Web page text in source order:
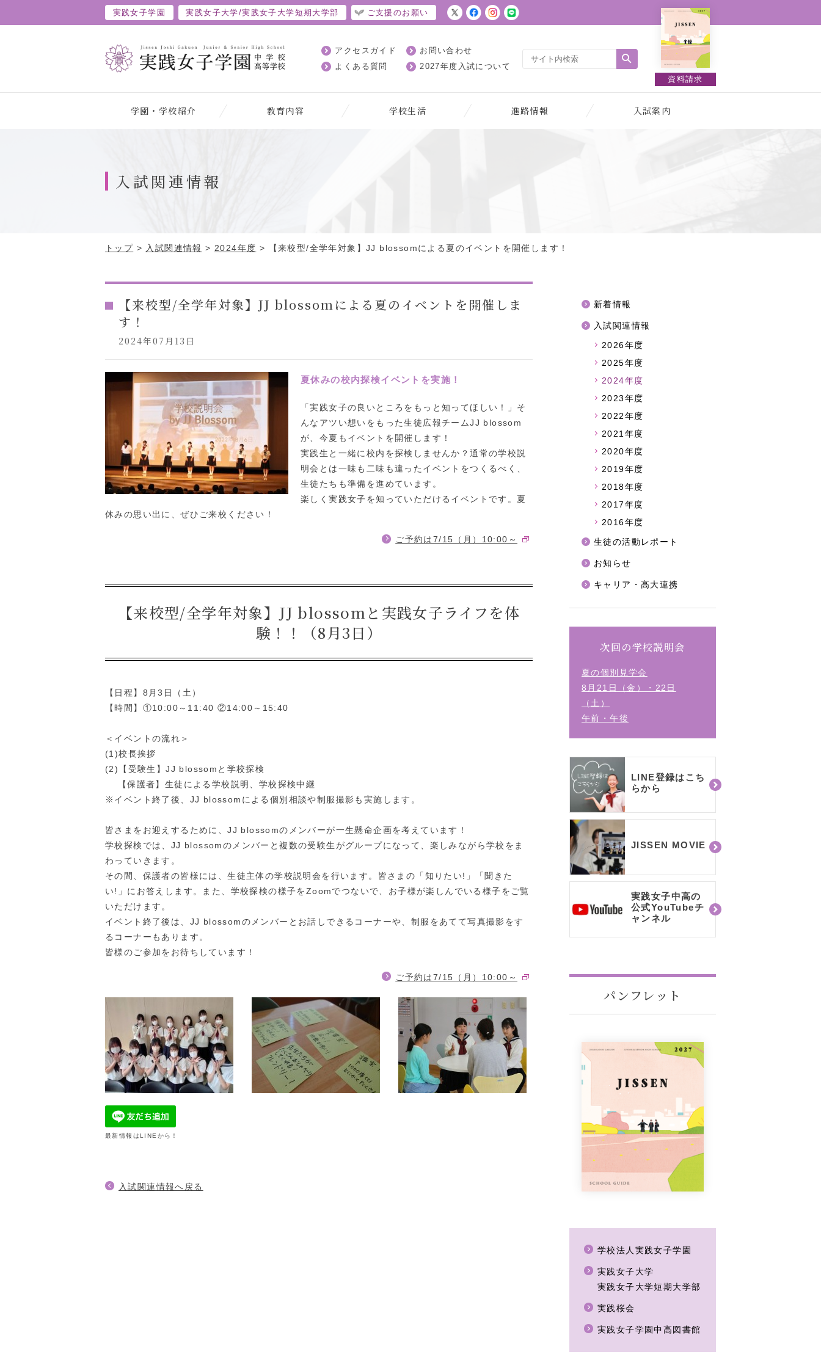
実践女子学園 実践女子大学/実践女子大学短期大学部 ご支援のお願い
アクセスガイド
よくある質問
お問い合わせ
2027年度入試について
資料請求
学園・学校紹介 教育内容 学校生活 進路情報 入試案内
入試関連情報
トップ > 入試関連情報 > 2024年度 > 【来校型/全学年対象】JJ blossomによる夏のイベントを開催します！
【来校型/全学年対象】JJ blossomによる夏のイベントを開催しま
す！
2024年07月13日
夏休みの校内探検イベントを実施！
「実践女子の良いところをもっと知ってほしい！」そ
んなアツい想いをもった生徒広報チームJJ blossom
が、今夏もイベントを開催します！
実践生と一緒に校内を探検しませんか？通常の学校説
明会とは一味も二味も違ったイベントをつくるべく、
生徒たちも準備を進めています。
楽しく実践女子を知っていただけるイベントです。夏
休みの思い出に、ぜひご来校ください！
ご予約は7/15（月）10:00～
【来校型/全学年対象】JJ blossomと実践女子ライフを体
験！！（8月3日）
【日程】8月3日（土）
【時間】①10:00～11:40 ②14:00～15:40
＜イベントの流れ＞
(1)校長挨拶
(2)【受験生】JJ blossomと学校探検
【保護者】生徒による学校説明、学校探検中継
※イベント終了後、JJ blossomによる個別相談や制服撮影も実施します。
皆さまをお迎えするために、JJ blossomのメンバーが一生懸命企画を考えています！
学校探検では、JJ blossomのメンバーと複数の受験生がグループになって、楽しみながら学校をま
わっていきます。
その間、保護者の皆様には、生徒主体の学校説明会を行います。皆さまの「知りたい!」「聞きた
い!」にお答えします。また、学校探検の様子をZoomでつないで、お子様が楽しんでいる様子をご覧
いただけます。
イベント終了後は、JJ blossomのメンバーとお話しできるコーナーや、制服をあてて写真撮影をす
るコーナーもあります。
皆様のご参加をお待ちしています！
ご予約は7/15（月）10:00～
最新情報はLINEから！
入試関連情報へ戻る
新着情報
入試関連情報
2026年度
2025年度
2024年度
2023年度
2022年度
2021年度
2020年度
2019年度
2018年度
2017年度
2016年度
生徒の活動レポート
お知らせ
キャリア・高大連携
次回の学校説明会
夏の個別見学会
8月21日（金）・22日
（土）
午前・午後
LINE登録はこち
らから
JISSEN MOVIE
実践女子中高の
公式YouTubeチ
ャンネル
パンフレット
学校法人実践女子学園
実践女子大学
実践女子大学短期大学部
実践桜会
実践女子学園中高図書館